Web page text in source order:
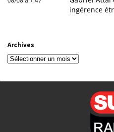
ingérence
Archives
Archives